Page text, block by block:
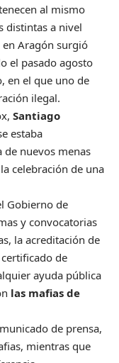
al mismo
distintas a nivel
Aragón surgió
el pasado agosto
en el que uno de
ilegal.
Santiago
estaba
nuevos menas
celebración de una
Gobierno de
y convocatorias
la acreditación de
de
ayuda pública
las mafias de
de prensa,
mientras que